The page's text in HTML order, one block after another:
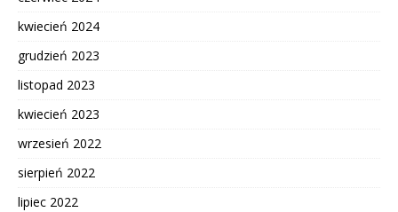
kwiecień 2024
grudzień 2023
listopad 2023
kwiecień 2023
wrzesień 2022
sierpień 2022
lipiec 2022